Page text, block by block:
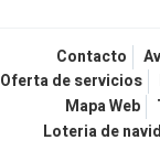
Contacto
Oferta de servicios
Mapa Web
Loteria de